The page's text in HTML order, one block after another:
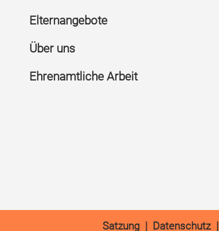
Elternangebote
Über uns
Ehrenamtliche Arbeit
Satzung | Datenschutz|